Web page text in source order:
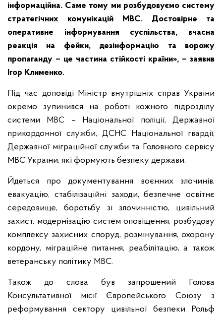
інформаційна. Саме тому ми розбудовуємо систему
стратегічних комунікацій МВС. Достовірне та
оперативне інформування суспільства, вчасна
реакція на фейки, дезінформацію та ворожу
пропаганду – це частина стійкості країни», – заявив
Ігор Клименко.
Під час доповіді Міністр внутрішніх справ України
окремо зупинився на роботі кожного підрозділу
системи МВС – Національної поліції, Державної
прикордонної служби, ДСНС Національної гвардії,
Державної міграційної служби та Головного сервісу
МВС України, які формують безпеку держави.
Йдеться про документування воєнних злочинів,
евакуацію, стабілізаційні заходи, безпечне освітнє
середовище, боротьбу зі злочинністю, цивільний
захист, модернізацію систем оповіщення, розбудову
комплексу захисних споруд, розмінування, охорону
кордону, міграційне питання, реабілітацію, а також
ветеранську політику МВС.
Також до слова був запрошений Голова
Консультативної місії Європейського Союзу з
реформування сектору цивільної безпеки Рольф